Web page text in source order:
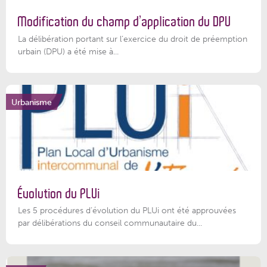
Modification du champ d’application du DPU
La délibération portant sur l’exercice du droit de préemption
urbain (DPU) a été mise à...
Urbanisme
Évolution du PLUi
Les 5 procédures d’évolution du PLUi ont été approuvées
par délibérations du conseil communautaire du...